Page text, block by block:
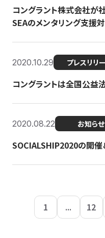
コングラント株式会社が
SEAのメンタリング支援
2020.10.29 プレスリリ
コングラントは全国公益
2020.08.22 お知らせ
SOCIALSHIP2020の開催
1 ... 12